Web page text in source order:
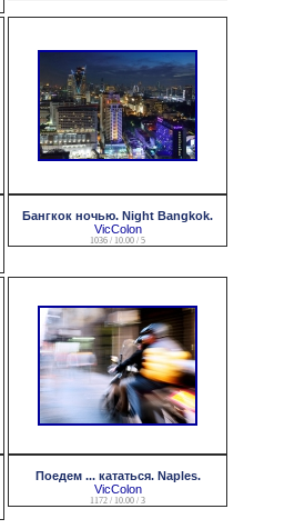
Бангкок ночью. Night Bangkok.
VicColon
1036 / 10.00 / 5
Поедем ... кататься. Naples.
VicColon
1172 / 10.00 / 3